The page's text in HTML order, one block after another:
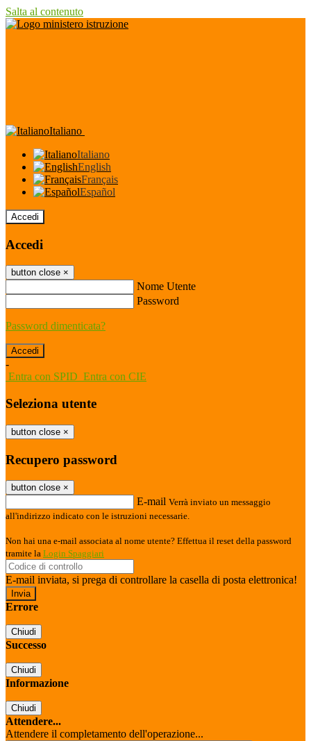
Salta al contenuto
Italiano
Italiano
English
Français
Español
Accedi
Accedi
button close ×
Nome Utente
Password
Password dimenticata?
-
Entra con SPID Entra con CIE
Seleziona utente
button close ×
Recupero password
button close ×
E-mail Verrà inviato un messaggio
all'indirizzo indicato con le istruzioni necessarie.
Non hai una e-mail associata al nome utente? Effettua il reset della password
tramite la Login Spaggiari
E-mail inviata, si prega di controllare la casella di posta elettronica!
Errore
Chiudi
Successo
Chiudi
Informazione
Chiudi
Attendere...
Attendere il completamento dell'operazione...